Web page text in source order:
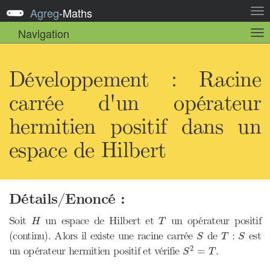
la
Agreg-Maths
Navigation
la
Développement : Racine
carrée d'un opérateur
hermitien positif dans un
espace de Hilbert
Détails/Enoncé :
Soit H
Hun espace de Hilbert etT
Tun opérateur positif
(continu). Alors il existe une racine carrée S
Sde T
T: S
Sest
un opérateur hermitien positif et vérifie S2 = T
S2 T .